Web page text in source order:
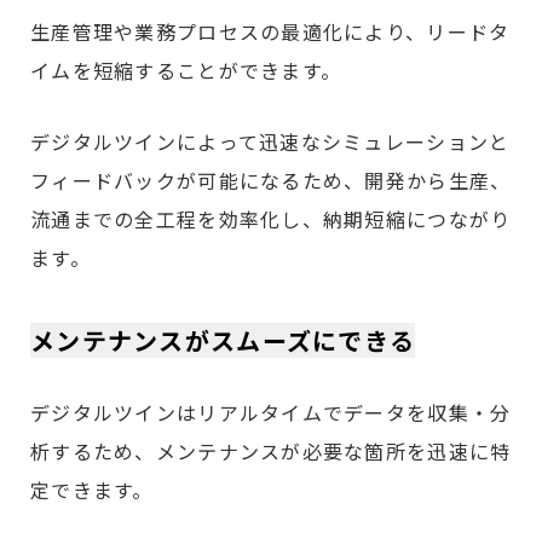
生産管理や業務プロセスの最適化により、リードタ
イムを短縮することができます。
デジタルツインによって迅速なシミュレーションと
フィードバックが可能になるため、開発から生産、
流通までの全工程を効率化し、納期短縮につながり
ます。
メンテナンスがスムーズにできる
デジタルツインはリアルタイムでデータを収集・分
析するため、メンテナンスが必要な箇所を迅速に特
定できます。